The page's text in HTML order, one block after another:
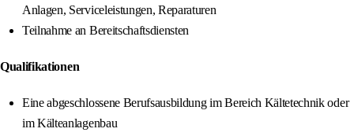
Anlagen, Serviceleistungen, Reparaturen
Teilnahme an Bereitschaftsdiensten
Qualifikationen
Eine abgeschlossene Berufsausbildung im Bereich Kältetechnik oder
im Kälteanlagenbau